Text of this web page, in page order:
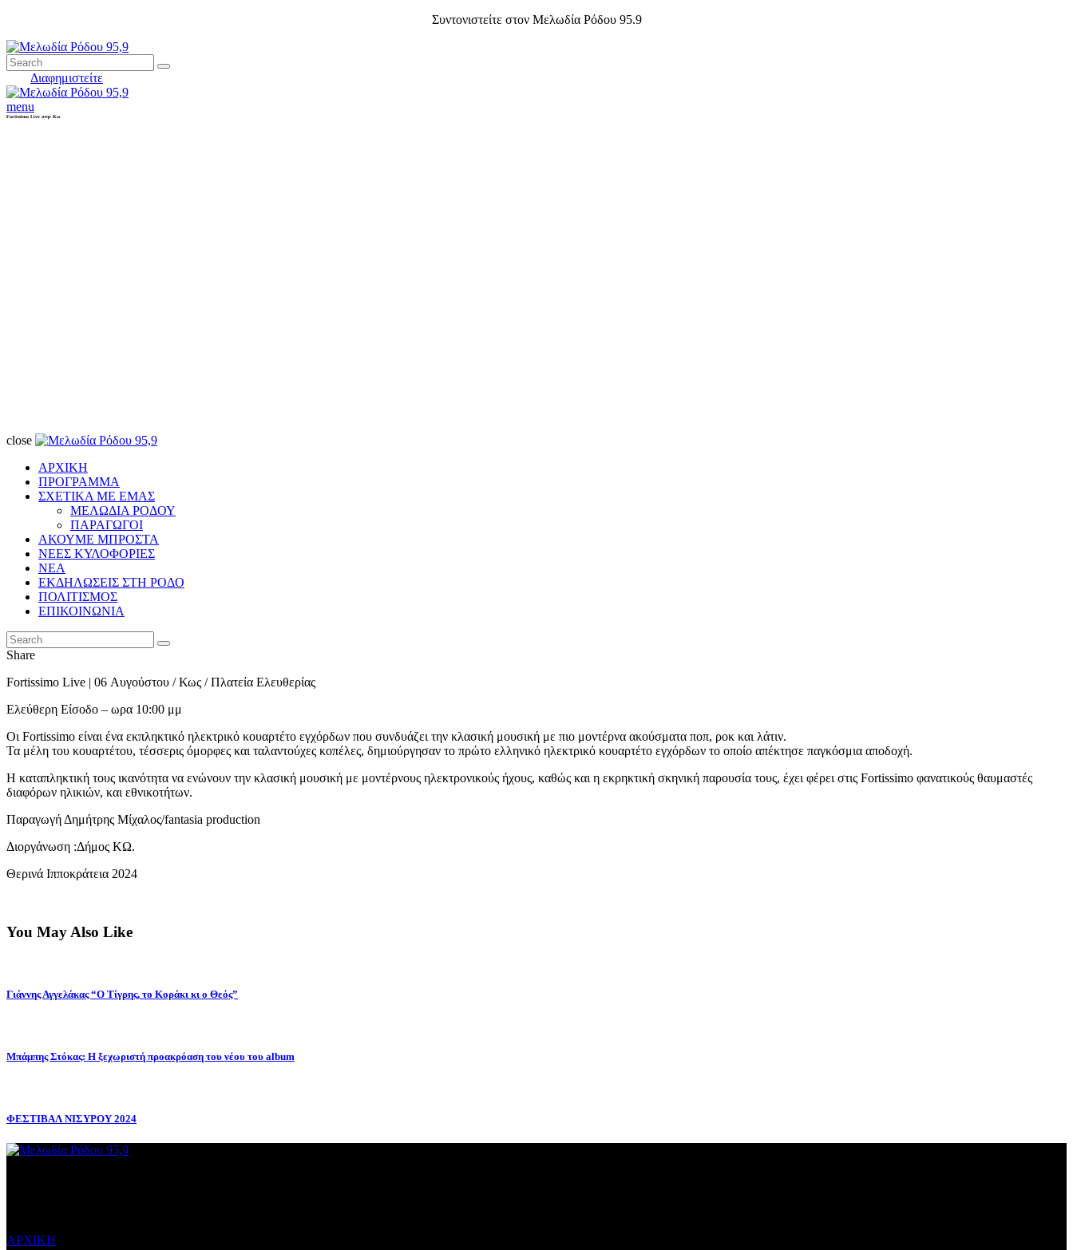
Συντονιστείτε στον Μελωδία Ρόδου 95.9
Διαφημιστείτε
menu
Fortissimo Live στην Κω
close
ΑΡΧΙΚΗ
ΠΡΟΓΡΑΜΜΑ
ΣΧΕΤΙΚΑ ΜΕ ΕΜΑΣ
ΜΕΛΩΔΙΑ ΡΟΔΟΥ
ΠΑΡΑΓΩΓΟΙ
ΑΚΟΥΜΕ ΜΠΡΟΣΤΑ
ΝΕΕΣ ΚΥΛΟΦΟΡΙΕΣ
ΝΕΑ
ΕΚΔΗΛΩΣΕΙΣ ΣΤΗ ΡΟΔΟ
ΠΟΛΙΤΙΣΜΟΣ
ΕΠΙΚΟΙΝΩΝΙΑ
Share
Fortissimo Live | 06 Αυγούστου / Κως / Πλατεία Ελευθερίας
Ελεύθερη Είσοδο – ωρα 10:00 μμ
Οι Fortissimo είναι ένα εκπληκτικό ηλεκτρικό κουαρτέτο εγχόρδων που συνδυάζει την κλασική μουσική με πιο μοντέρνα ακούσματα ποπ, ροκ και λάτιν.
Τα μέλη του κουαρτέτου, τέσσερις όμορφες και ταλαντούχες κοπέλες, δημιούργησαν το πρώτο ελληνικό ηλεκτρικό κουαρτέτο εγχόρδων το οποίο απέκτησε παγκόσμια αποδοχή.
Η καταπληκτική τους ικανότητα να ενώνουν την κλασική μουσική με μοντέρνους ηλεκτρονικούς ήχους, καθώς και η εκρηκτική σκηνική παρουσία τους, έχει φέρει στις Fortissimo φανατικούς θαυμαστές
διαφόρων ηλικιών, και εθνικοτήτων.
Παραγωγή Δημήτρης Μίχαλος/fantasia production
Διοργάνωση :Δήμος ΚΩ.
Θερινά Ιπποκράτεια 2024
You May Also Like
Γιάννης Αγγελάκας “Ο Τίγρης, το Κοράκι κι ο Θεός”
Μπάμπης Στόκας: Η ξεχωριστή προακρόαση του νέου του album
ΦΕΣΤΙΒΑΛ ΝΙΣΥΡΟΥ 2024
ΑΡΧΙΚΗ